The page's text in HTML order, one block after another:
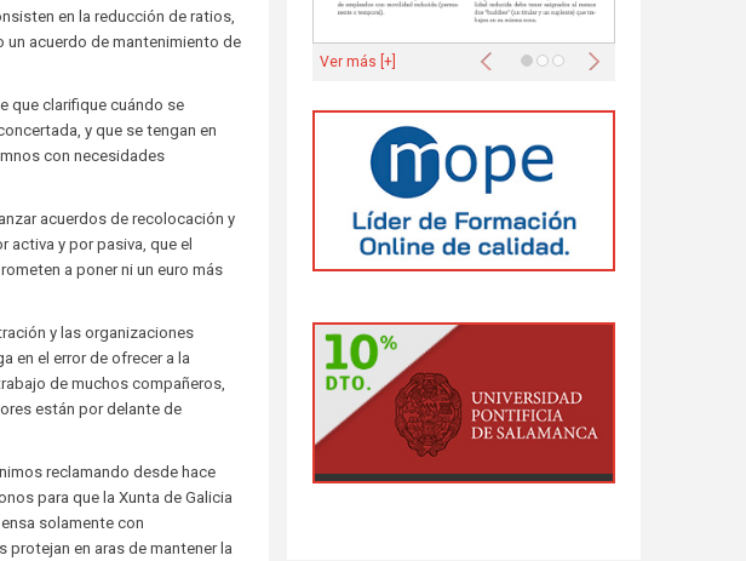
en la reducción de ratios,
un acuerdo de mantenimiento de
que clarifique cuándo se
y que se tengan en
con necesidades
acuerdos de recolocación y
activa y por pasiva, que el
a poner ni un euro más
y las organizaciones
en el error de ofrecer a la
de muchos compañeros,
están por delante de
reclamando desde hace
para que la Xunta de Galicia
solamente con
en aras de mantener la
Anterior Siguiente
Ver más [+]